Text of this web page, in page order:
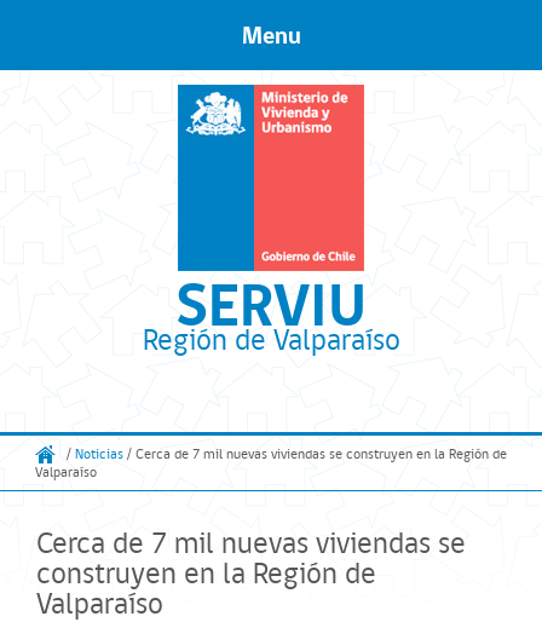
SERVIU
Región de Valparaíso
Menu
/ Noticias / Cerca de 7 mil nuevas viviendas se construyen en la Región de
Valparaíso
Cerca de 7 mil nuevas viviendas se
construyen en la Región de
Valparaíso